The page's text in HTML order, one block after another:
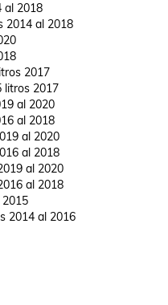
al 2018
2014 al 2018
2017
litros 2017
al 2020
al 2018
al 2020
al 2018
al 2020
al 2018
2015
2014 al 2016